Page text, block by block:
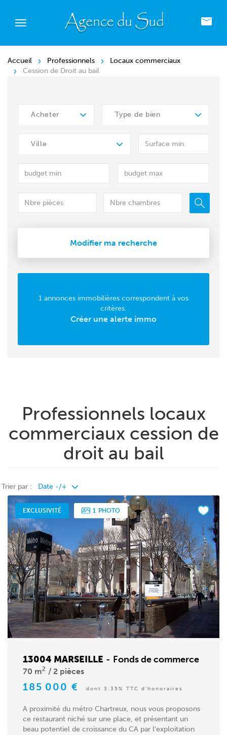
Accueil Professionnels
Locaux commerciaux
Cession de Droit au bail
Acheter Type de bien
Ville
Modifier ma recherche
1 annonces immobilières correspondent à vos
critères.
Créer une alerte immo
Professionnels locaux
commerciaux cession de
droit au bail
Trier par :
EXCLUSIVITÉ 1 PHOTO
13004 MARSEILLE - Fonds de commerce
70 m2 2 pièces
185 000 € dont 3.35% TTC d'honoraires
A proximité du métro Chartreux, nous vous proposons
ce restaurant niché sur une place, et présentant un
beau potentiel de croissance du CA par l'exploitation